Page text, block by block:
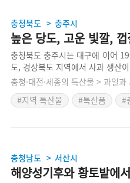
충청북도 > 충주시
높은 당도, 고운 빛깔, 껍
충청북도 충주시는 대구에 이어
도, 경상북도 지역에서 사과 생산
되는 사질토양이며, 높은 유기물
과 생산지로 급부상하였다. 산간
면서 과육이 단단하고, 당도도 높
충청·대전·세종의 특산물 > 과일과
#지역 특산물
#특산품 #
충청남도 > 서산시
해양성기후와 황토밭에